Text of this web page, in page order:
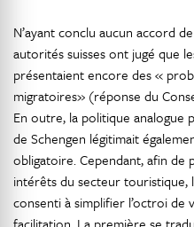
N’ayant conclu aucun accord
autorités suisses ont jugé que
présentaient encore des «
migratoires» (réponse du
En outre, la politique analogue
de Schengen légitimait
obligatoire. Cependant, afin
intérêts du secteur
consenti à simplifier l’octroi de